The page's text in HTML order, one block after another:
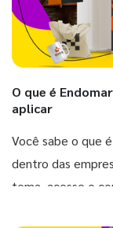
O que é
aplicar
Você sabe o que
dentro das
tema, acesse e